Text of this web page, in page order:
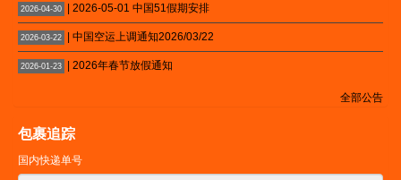
2026-04-30 | 2026-05-01 中国51假期安排
2026-03-22 | 中国空运上调通知2026/03/22
2026-01-23 | 2026年春节放假通知
全部公告
包裹追踪
国内快递单号